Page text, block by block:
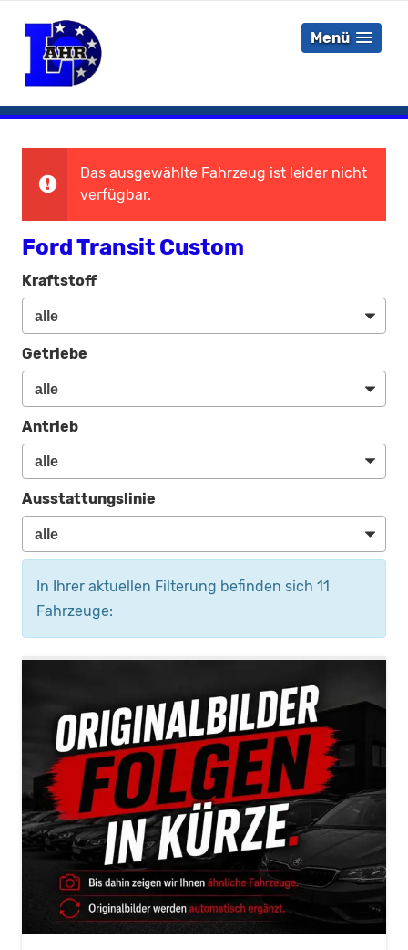
Menü
Das ausgewählte Fahrzeug ist leider nicht
verfügbar.
Ford Transit Custom
Kraftstoff
Getriebe
Antrieb
Ausstattungslinie
In Ihrer aktuellen Filterung befinden sich 11
Fahrzeuge: